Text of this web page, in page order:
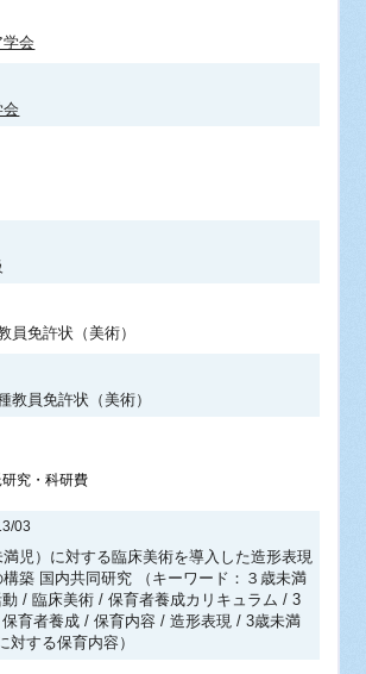
学会
会
員免許状（美術）
教員免許状（美術）
究・科研費
03
児）に対する臨床美術を導入した造形表現
築 国内共同研究 （キーワード：３歳未満
/ 臨床美術 / 保育者養成カリキュラム / 3
育者養成 / 保育内容 / 造形表現 / 3歳未満
対する保育内容）